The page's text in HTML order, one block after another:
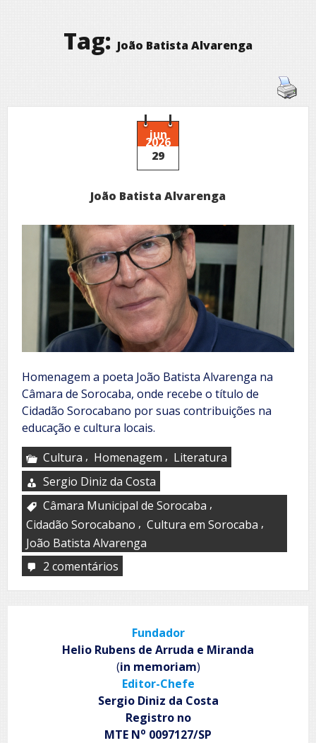
Tag: João Batista Alvarenga
jun
2026
29
João Batista Alvarenga
Homenagem a poeta João Batista Alvarenga na
Câmara de Sorocaba, onde recebe o título de
Cidadão Sorocabano por suas contribuições na
educação e cultura locais.
Cultura , Homenagem , Literatura
Sergio Diniz da Costa
Câmara Municipal de Sorocaba ,
Cidadão Sorocabano , Cultura em Sorocaba ,
João Batista Alvarenga
2 comentários
Batista
Fundador
Helio Rubens de Arruda e Miranda
(in memoriam)
Editor-Chefe
Sergio Diniz da Costa
Registro no
MTE No 0097127/SP